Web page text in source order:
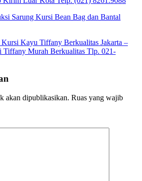
Sarung Kursi Bean Bag dan Bantal
Kursi Kayu Tiffany Berkualitas Jakarta –
Tiffany Murah Berkualitas Tlp. 021-
akan dipublikasikan. Ruas yang wajib